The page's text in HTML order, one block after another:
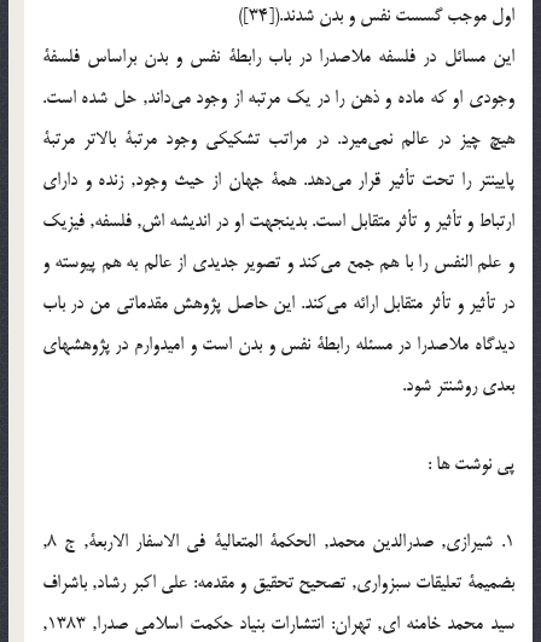
اول موجب گسست نفس و بدن شدند.([34])
اين مسائل در فلسفه ملاصدرا در باب رابطة نفس و بدن براساس فلسفة
وجودی او که ماده و ذهن را در يک مرتبه از وجود مي‌داند, حل شده است.
هيچ چيز در عالم نمي‌ميرد. در مراتب تشکيکی وجود مرتبة بالاتر مرتبة
پايينتر را تحت تأثير قرار مي‌دهد. همة جهان از حيث وجود, زنده و دارای
ارتباط و تأثير و تأثر متقابل است. بدينجهت او در انديشه اش, فلسفه, فيزيک
و علم النفس را با هم جمع مي‌کند و تصوير جديدی از عالم به هم پيوسته و
در تأثير و تأثر متقابل ارائه مي‌کند. اين حاصل پژوهش مقدماتی من در باب
ديدگاه ملاصدرا در مسئله رابطة نفس و بدن است و اميدوارم در پژوهشهای
بعدی روشنتر شود.
پی نوشت ها :
1. شيرازی, صدرالدين محمد, الحکمة المتعالية فی الاسفار الاربعة, ج 8,
بضميمة تعليقات سبزواری, تصحيح تحقيق و مقدمه: علی اکبر رشاد, باشراف
سيد محمد خامنه ای, تهران: انتشارات بنياد حکمت اسلامی صدرا, 1383,